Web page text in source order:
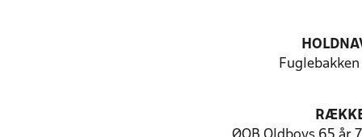
Fuglebakken